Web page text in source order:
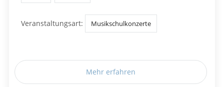
Veranstaltungsart: Musikschulkonzerte
Mehr erfahren